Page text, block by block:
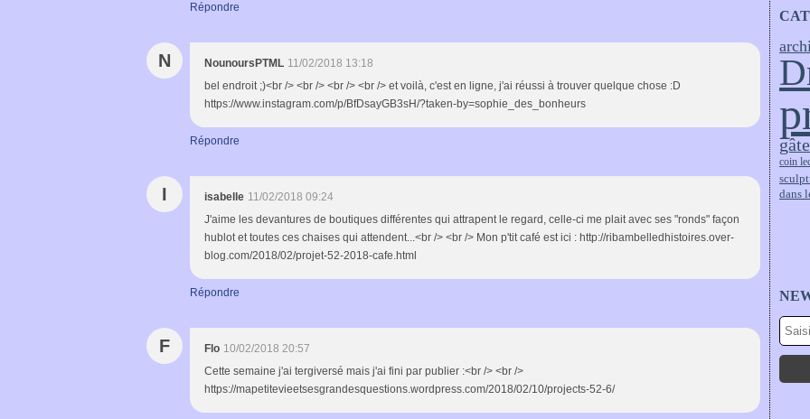
Répondre
N NounoursPTML 11/02/2018 13:18
bel endroit ;)<br /> <br /> <br /> <br /> et voilà, c'est en ligne, j'ai réussi à trouver quelque chose :D
https://www.instagram.com/p/BfDsayGB3sH/?taken-by=sophie_des_bonheurs
Répondre
I isabelle 11/02/2018 09:24
J'aime les devantures de boutiques différentes qui attrapent le regard, celle-ci me plait avec ses "ronds" façon
hublot et toutes ces chaises qui attendent...<br /> <br /> Mon p'tit café est ici : http://ribambelledhistoires.over-
blog.com/2018/02/projet-52-2018-cafe.html
Répondre
F Flo 10/02/2018 20:57
Cette semaine j'ai tergiversé mais j'ai fini par publier :<br /> <br />
https://mapetitevieetsesgrandesquestions.wordpress.com/2018/02/10/projects-52-6/
coin
dans